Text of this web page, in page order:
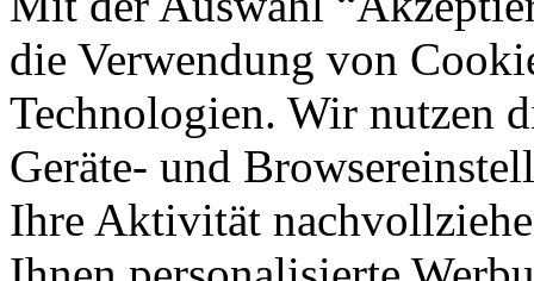
die Verwendung von
Technologien. Wir nutzen
Geräte- und
Ihre Aktivität